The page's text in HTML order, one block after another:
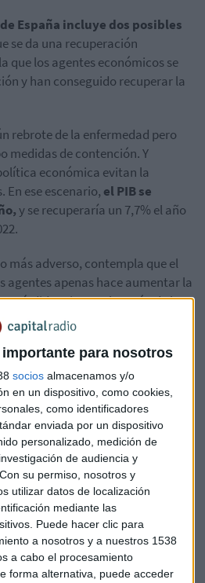
para nosotros
socios almacenamos y/o
en un dispositivo, como cookies,
como identificadores
enviada por un dispositivo
personalizado, medición de
de audiencia y
Con su permiso, nosotros y
utilizar datos de localización
mediante las
Puede hacer clic para
a nosotros y a nuestros 1538
a cabo el procesamiento
forma alternativa, puede acceder
España incluye dos posibles
se da una recuperación
que los agentes económicos se
y han conseguido recuperar la
rebrote de la enfermedad pero
medidas de contención. Y
económica evitan la
En ese escenario, el PIB se
y se recuperaría un 7,7% el año
más adverso, contempla que el
agentes apenas hace aumentar la
pérdidas siguen el patrón de las
llevarían a una caída de la
baraja que las medidas
sean tan efectivas, que no están
ese caso,se prevé una caída del
una subida del 9,1% el que
previsiones para el
en base a esos dos escenarios.
un 16% y en el más adverso,
es que según explican desde el